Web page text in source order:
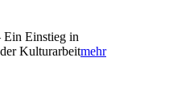
Ein Einstieg in
Kulturarbeitmehr